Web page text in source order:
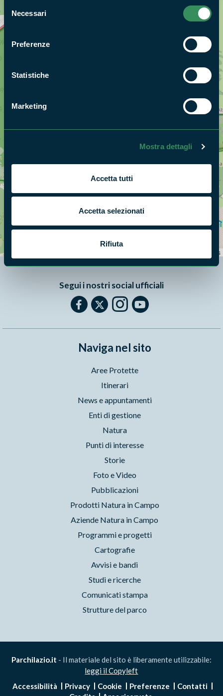
del
consenso
Necessari
Preferenze
Statistiche
Marketing
Mostra dettagli
Accetta tutti
Accetta selezionati
Rifiuta
+
contributors
Segui i nostri social ufficiali
Naviga nel sito
Aree Protette
Itinerari
News e appuntamenti
Enti di gestione
Natura
Punti di interesse
Storie
Foto e Video
Pubblicazioni
Prodotti Natura in Campo
Aziende Natura in Campo
Programmi e progetti
Cartografie
Avvisi e bandi
Studi e ricerche
Comunicati stampa
Strutture del parco
Parchilazio.it - Il materiale del sito è liberamente utilizzabile:
leggi il Copyleft
Accessibilità
Privacy Cookie Preferenze
Contatti